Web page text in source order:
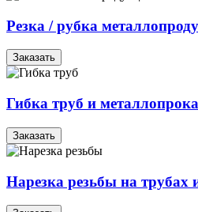
Резка / рубка
Заказать
Гибка труб и
Заказать
Нарезка резьбы на трубах